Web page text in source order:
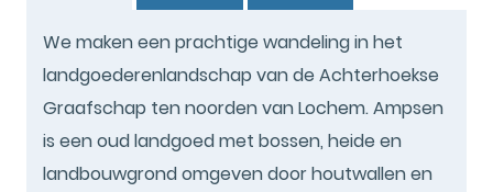
We maken een prachtige wandeling in het
landgoederenlandschap van de Achterhoekse
Graafschap ten noorden van Lochem. Ampsen
is een oud landgoed met bossen, heide en
landbouwgrond omgeven door houtwallen en